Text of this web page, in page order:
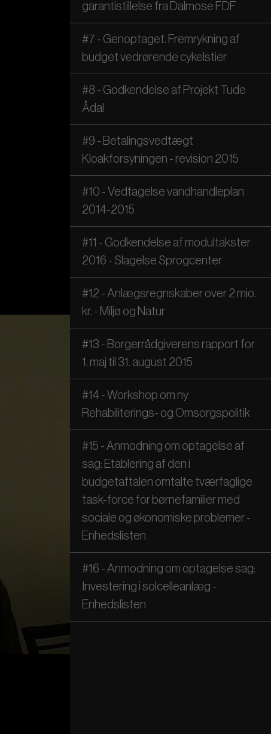
garantistillelse fra Dalmose FDF
#7 - Genoptaget. Fremrykning af
budget vedrørende cykelstier
#8 - Godkendelse af Projekt Tude
Ådal
#9 - Betalingsvedtægt
Kloakforsyningen - revision 2015
#10 - Vedtagelse vandhandleplan
2014-2015
#11 - Godkendelse af modultakster
2016 - Slagelse Sprogcenter
#12 - Anlægsregnskaber over 2 mio.
kr. - Miljø og Natur
#13 - Borgerrådgiverens rapport for
1. maj til 31. august 2015
#14 - Workshop om ny
Rehabiliterings- og Omsorgspolitik
#15 - Anmodning om optagelse af
sag: Etablering af den i
budgetaftalen omtalte tværfaglige
task-force for børnefamilier med
sociale og økonomiske problemer -
Enhedslisten
#16 - Anmodning om optagelse sag:
Investering i solcelleanlæg -
Enhedslisten